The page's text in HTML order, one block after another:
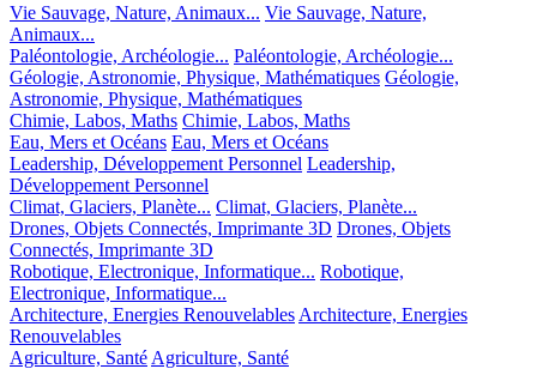
Vie Sauvage, Nature, Animaux... Vie Sauvage, Nature,
Animaux...
Paléontologie, Archéologie... Paléontologie, Archéologie...
Géologie, Astronomie, Physique, Mathématiques Géologie,
Astronomie, Physique, Mathématiques
Chimie, Labos, Maths Chimie, Labos, Maths
Eau, Mers et Océans Eau, Mers et Océans
Leadership, Développement Personnel Leadership,
Développement Personnel
Climat, Glaciers, Planète... Climat, Glaciers, Planète...
Drones, Objets Connectés, Imprimante 3D Drones, Objets
Connectés, Imprimante 3D
Robotique, Electronique, Informatique... Robotique,
Electronique, Informatique...
Architecture, Energies Renouvelables Architecture, Energies
Renouvelables
Agriculture, Santé Agriculture, Santé